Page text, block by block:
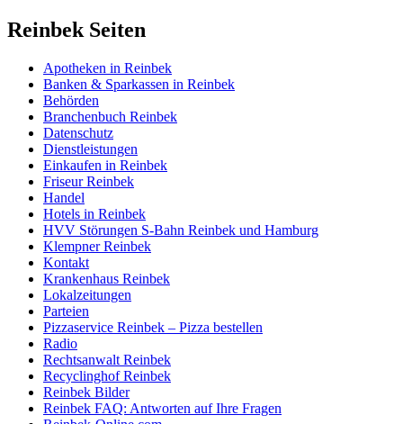
Reinbek Seiten
Apotheken in Reinbek
Banken & Sparkassen in Reinbek
Behörden
Branchenbuch Reinbek
Datenschutz
Dienstleistungen
Einkaufen in Reinbek
Friseur Reinbek
Handel
Hotels in Reinbek
HVV Störungen S-Bahn Reinbek und Hamburg
Klempner Reinbek
Kontakt
Krankenhaus Reinbek
Lokalzeitungen
Parteien
Pizzaservice Reinbek – Pizza bestellen
Radio
Rechtsanwalt Reinbek
Recyclinghof Reinbek
Reinbek Bilder
Reinbek FAQ: Antworten auf Ihre Fragen